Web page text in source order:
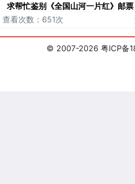
求帮忙鉴别《全国山河一片红》邮票
查看次数：651次
© 2007-2026 粤ICP备